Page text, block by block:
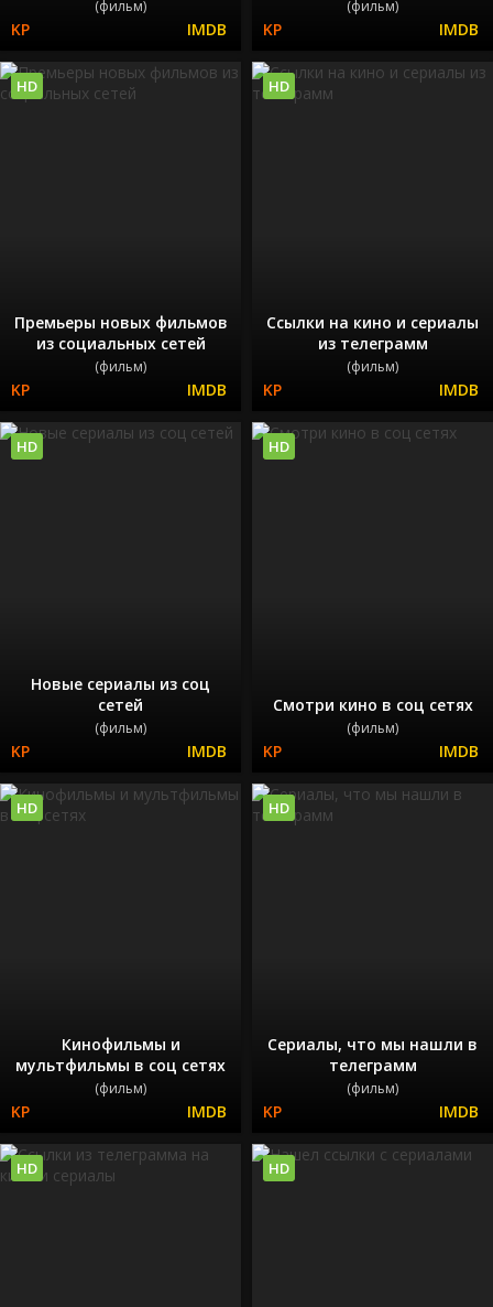
(фильм) (фильм)
Премьеры новых фильмов
из социальных сетей
(фильм)
HD
Ссылки на кино и сериалы
из телеграмм
(фильм)
HD
Новые сериалы из соц
сетей
(фильм)
HD
Смотри кино в соц сетях
(фильм)
HD
Кинофильмы и
мультфильмы в соц сетях
(фильм)
HD
Сериалы, что мы нашли в
телеграмм
(фильм)
HD
HD HD